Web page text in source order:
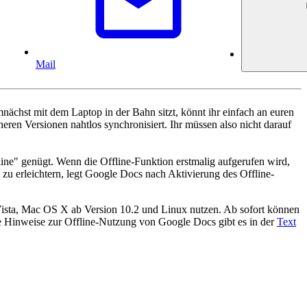
Mail
mit dem Laptop in der Bahn sitzt, könnt ihr einfach an euren
Versionen nahtlos synchronisiert. Ihr müssen also nicht darauf
genügt. Wenn die Offline-Funktion erstmalig aufgerufen wird,
erleichtern, legt Google Docs nach Aktivierung des Offline-
Mac OS X ab Version 10.2 und Linux nutzen. Ab sofort können
Hinweise zur Offline-Nutzung von Google Docs gibt es in derText